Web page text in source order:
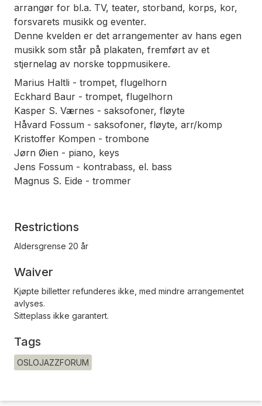
arrangør for bl.a. TV, teater, storband, korps, kor,
forsvarets musikk og eventer.
Denne kvelden er det arrangementer av hans egen
musikk som står på plakaten, fremført av et
stjernelag av norske toppmusikere.
Marius Haltli - trompet, flugelhorn
Eckhard Baur - trompet, flugelhorn
Kasper S. Værnes - saksofoner, fløyte
Håvard Fossum - saksofoner, fløyte, arr/komp
Kristoffer Kompen - trombone
Jørn Øien - piano, keys
Jens Fossum - kontrabass, el. bass
Magnus S. Eide - trommer
Restrictions
Aldersgrense 20 år
Waiver
Kjøpte billetter refunderes ikke, med mindre arrangementet
avlyses.
Sitteplass ikke garantert.
Tags
OSLOJAZZFORUM